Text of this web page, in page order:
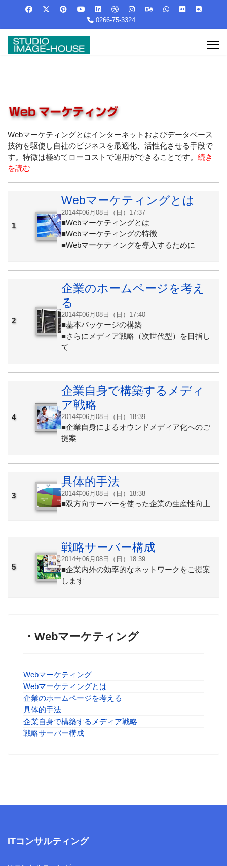
0266-75-3324
Webマーケティングとはインターネットおよびデータベース
技術を駆使し自社のビジネスを最適化、活性化させる手段で
す。特徴は極めてローコストで運用ができることです。 続き
を読む
1
Webマーケティングとは
2014年06月08日（日）17:37
■Webマーケティングとは
■Webマーケティングの特徴
■Webマーケティングを導入するために
2
企業のホームページを考え
る
2014年06月08日（日）17:40
■基本パッケージの構築
■さらにメディア戦略（次世代型）を目指し
て
4
企業自身で構築するメディ
ア戦略
2014年06月08日（日）18:39
■企業自身によるオウンドメディア化へのご
提案
3
具体的手法
2014年06月08日（日）18:38
■双方向サーバーを使った企業の生産性向上
5
戦略サーバー構成
2014年06月08日（日）18:39
■企業内外の効率的なネットワークをご提案
します
・Webマーケティング
Webマーケティング
Webマーケティングとは
企業のホームページを考える
具体的手法
企業自身で構築するメディア戦略
戦略サーバー構成
ITコンサルティング